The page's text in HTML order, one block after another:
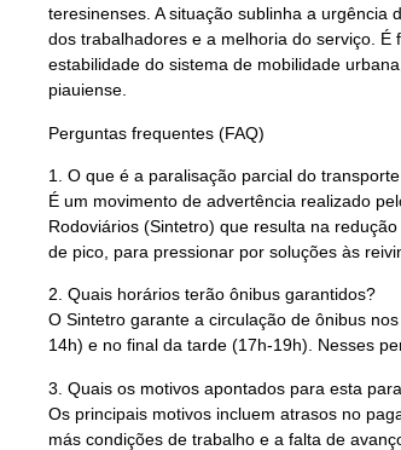
teresinenses. A situação sublinha a urgência
dos trabalhadores e a melhoria do serviço.
estabilidade do sistema de mobilidade
piauiense.
Perguntas frequentes (FAQ)
1. O que é a paralisação parcial do
É um movimento de advertência realizado
Rodoviários (Sintetro) que resulta na
de pico, para pressionar por soluções às
2. Quais horários terão ônibus garantidos?
O Sintetro garante a circulação de ônibus
14h) e no final da tarde (17h-19h). Nesses
3. Quais os motivos apontados para esta
Os principais motivos incluem atrasos no
más condições de trabalho e a falta de